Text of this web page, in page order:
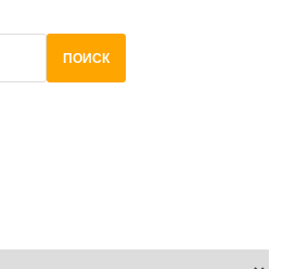
ПОИСК